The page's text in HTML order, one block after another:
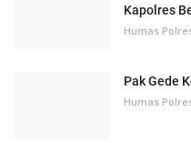
Kapolres
Humas
Pak Gede
Humas